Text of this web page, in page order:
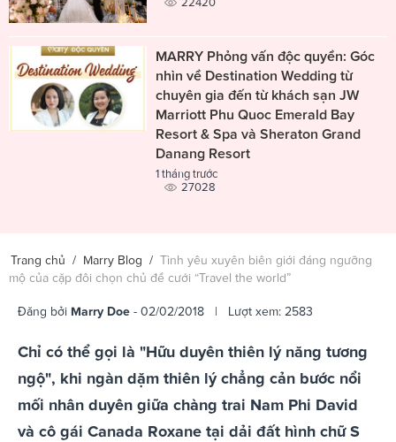
MARRY Phỏng vấn độc quyền: Góc
nhìn về Destination Wedding từ
chuyên gia đến từ khách sạn JW
Marriott Phu Quoc Emerald Bay
Resort & Spa và Sheraton Grand
Danang Resort
1 tháng trước
27028
Trang chủ / Marry Blog / Tình yêu xuyên biên giới đáng ngưỡng
mộ của cặp đôi chọn chủ đề cưới “Travel the world”
Đăng bởi Marry Doe - 02/02/2018 | Lượt xem: 2583
Chỉ có thể gọi là "Hữu duyên thiên lý năng tương
ngộ", khi ngàn dặm thiên lý chẳng cản bước nổi
mối nhân duyên giữa chàng trai Nam Phi David
và cô gái Canada Roxane tại dải đất hình chữ S